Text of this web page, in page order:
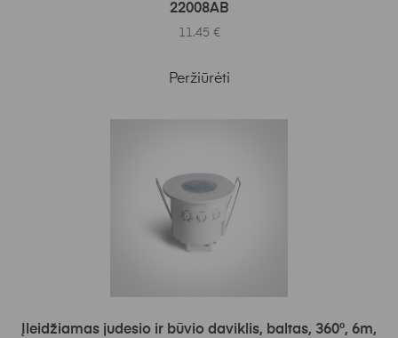
22008AB
11.45 €
Peržiūrėti
Į KREPŠELĮ
Įleidžiamas judesio ir būvio daviklis, baltas, 360°, 6m,